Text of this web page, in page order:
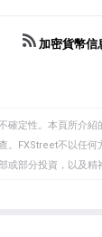
加密貨幣信
確定性。本頁所介
。FXStreet不以任
或部分投資，以及